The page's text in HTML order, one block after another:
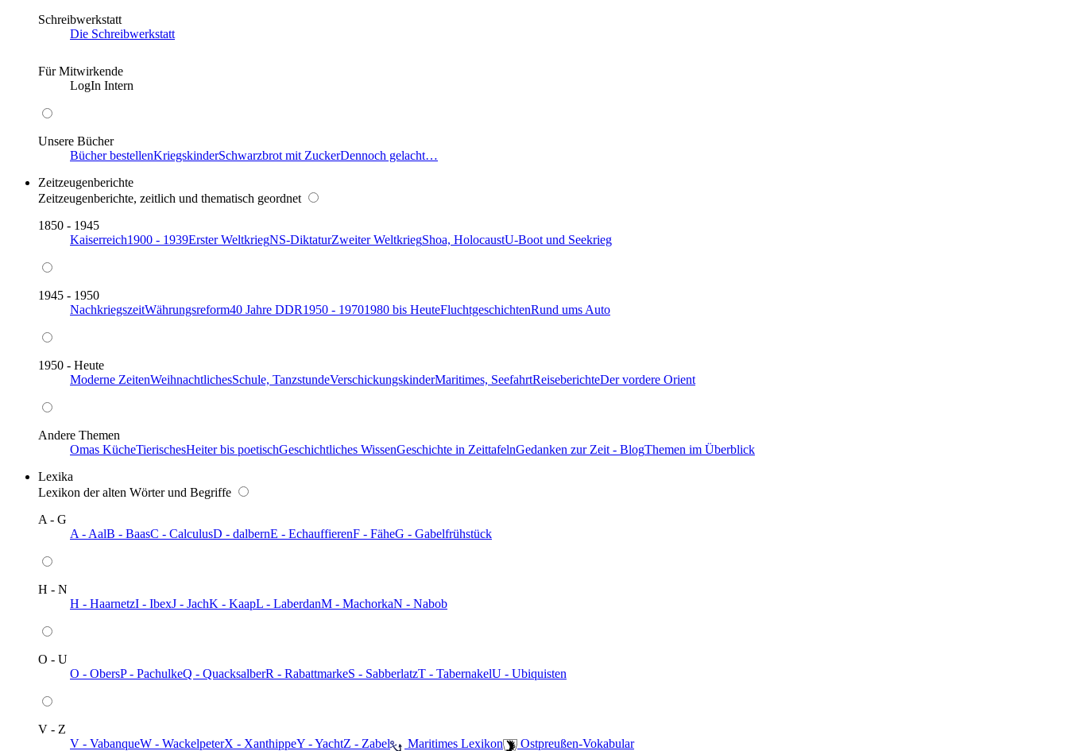
Schreibwerkstatt
Die Schreibwerkstatt
Für Mitwirkende
LogIn Intern
Unsere Bücher
Bücher bestellenKriegskinderSchwarzbrot mit ZuckerDennoch gelacht…
Zeitzeugenberichte
Zeitzeugenberichte, zeitlich und thematisch geordnet
1850 - 1945
Kaiserreich1900 - 1939Erster WeltkriegNS-DiktaturZweiter WeltkriegShoa, HolocaustU-Boot und Seekrieg
1945 - 1950
NachkriegszeitWährungsreform40 Jahre DDR1950 - 19701980 bis HeuteFluchtgeschichtenRund ums Auto
1950 - Heute
Moderne ZeitenWeihnachtlichesSchule, TanzstundeVerschickungskinderMaritimes, SeefahrtReiseberichteDer vordere Orient
Andere Themen
Omas KücheTierischesHeiter bis poetischGeschichtliches WissenGeschichte in ZeittafelnGedanken zur Zeit - BlogThemen im Überblick
Lexika
Lexikon der alten Wörter und Begriffe
A - G
A - AalB - BaasC - CalculusD - dalbernE - EchauffierenF - FäheG - Gabelfrühstück
H - N
H - HaarnetzI - IbexJ - JachK - KaapL - LaberdanM - MachorkaN - Nabob
O - U
O - ObersP - PachulkeQ - QuacksalberR - RabattmarkeS - SabberlatzT - TabernakelU - Ubiquisten
V - Z
V - VabanqueW - WackelpeterX - XanthippeY - YachtZ - Zabel ️ Maritimes Lexikon ️ Ostpreußen-Vokabular